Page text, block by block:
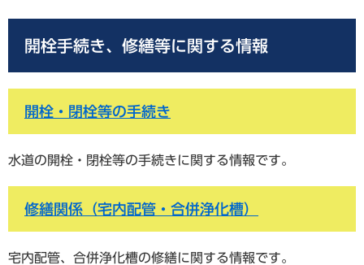
開栓手続き、修繕等に関する情報
開栓・閉栓等の手続き​
水道の開栓・閉栓等の手続きに関する情報です。
修繕関係（宅内配管・合併浄化槽）
宅内配管、合併浄化槽の修繕に関する情報です。